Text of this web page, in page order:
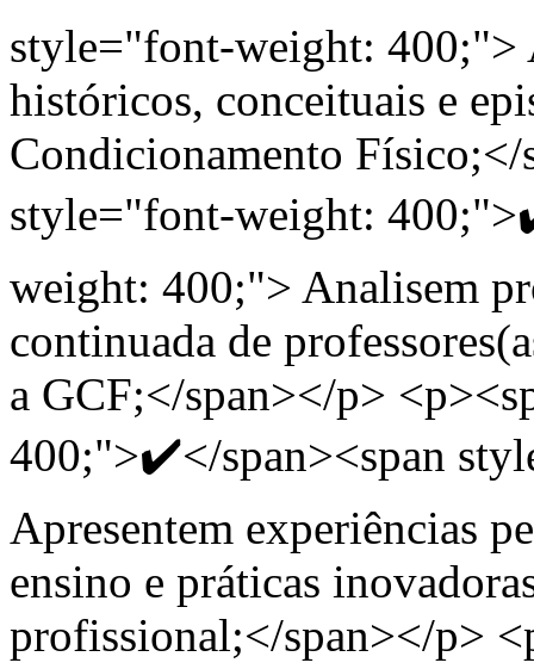
style="font-weight: 400;">
históricos, conceituais e
Condicionamento
style="font-weight:
weight: 400;"> Analisem
continuada de
a GCF;</span></p>
400;">✔️</span><span
Apresentem experiências
ensino e práticas
profissional;</span></p>